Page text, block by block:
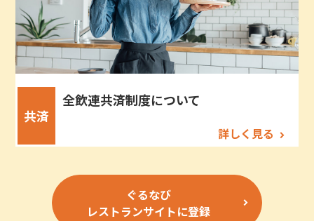
共済
全飲連共済制度について
詳しく見る
ぐるなび
レストランサイトに登録